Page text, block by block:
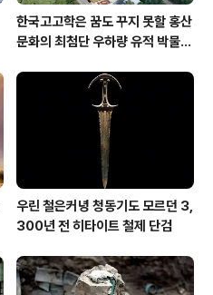
한국고고학은 꿈도 꾸지 못할 홍산
문화의 최첨단 우하량 유적 박물관
우린 철은커녕 청동기도 모르던 3,
300년 전 히타이트 철제 단검